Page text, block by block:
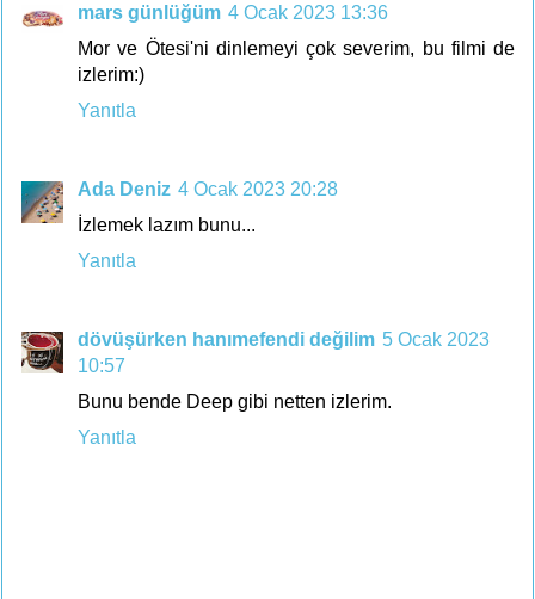
mars günlüğüm 4 Ocak 2023 13:36
Mor ve Ötesi'ni dinlemeyi çok severim, bu filmi de
izlerim:)
Yanıtla
Ada Deniz 4 Ocak 2023 20:28
İzlemek lazım bunu...
Yanıtla
dövüşürken hanımefendi değilim 5 Ocak 2023
10:57
Bunu bende Deep gibi netten izlerim.
Yanıtla